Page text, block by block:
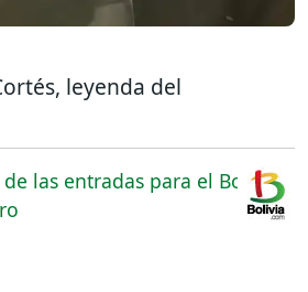
leyenda del